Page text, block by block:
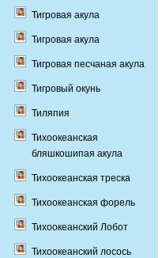
Тигровая акула
Тигровая акула
Тигровая песчаная акула
Тигровый окунь
Тиляпия
Тихоокеанская
бляшкошипая акула
Тихоокеанская треска
Тихоокеанская форель
Тихоокеанский Лобот
Тихоокеанский лосось